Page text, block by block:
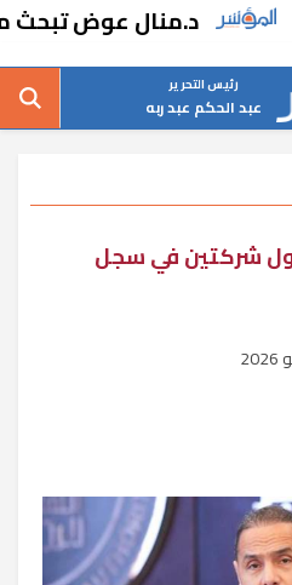
د.منال عوض تبحث مطالب
رئيس التحرير
عبد الحكم عبد ربه
أول شركتين في سجل